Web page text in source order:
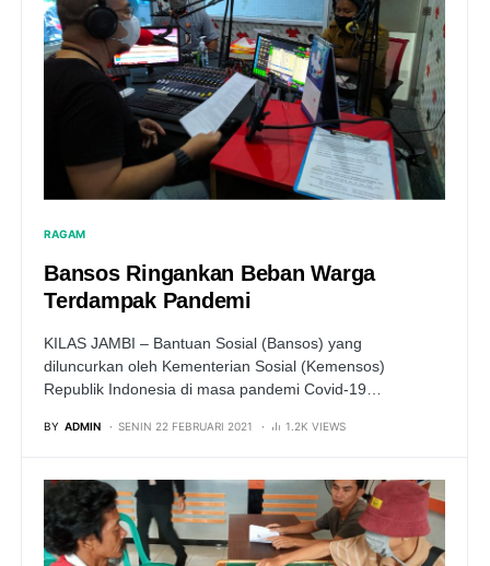
RAGAM
Bansos Ringankan Beban Warga
Terdampak Pandemi
KILAS JAMBI – Bantuan Sosial (Bansos) yang
diluncurkan oleh Kementerian Sosial (Kemensos)
Republik Indonesia di masa pandemi Covid-19…
BY ADMIN SENIN 22 FEBRUARI 2021 1.2K VIEWS